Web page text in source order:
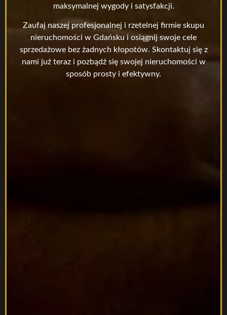
maksymalnej wygody i satysfakcji.
Zaufaj naszej profesjonalnej i rzetelnej firmie skupu
nieruchomości w Gdańsku i osiągnij swoje cele
sprzedażowe bez żadnych kłopotów. Skontaktuj się z
nami już teraz i pozbądź się swojej nieruchomości w
sposób prosty i efektywny.